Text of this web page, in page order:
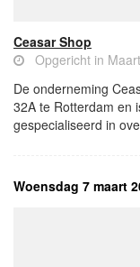
Ceasar Shop
Opgericht in
De onderneming
32A te Rotterdam en
gespecialiseerd in
Woensdag 7 maart